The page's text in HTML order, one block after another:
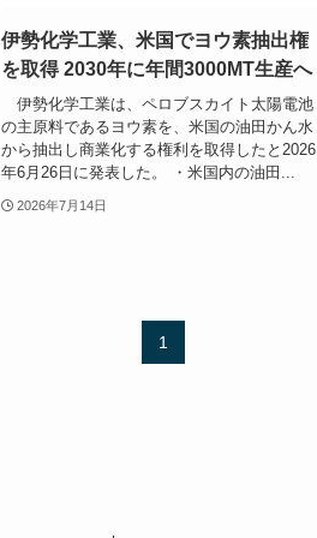
伊勢化学工業、米国でヨウ素抽出権
を取得 2030年に年間3000MT生産へ
伊勢化学工業は、ペロブスカイト太陽電池
の主原料であるヨウ素を、米国の油田かん水
から抽出し商業化する権利を取得したと2026
年6月26日に発表した。 ・米国内の油田...
2026年7月14日
1